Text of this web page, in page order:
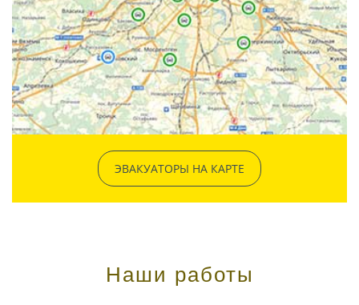
ЭВАКУАТОРЫ НА КАРТЕ
Наши работы